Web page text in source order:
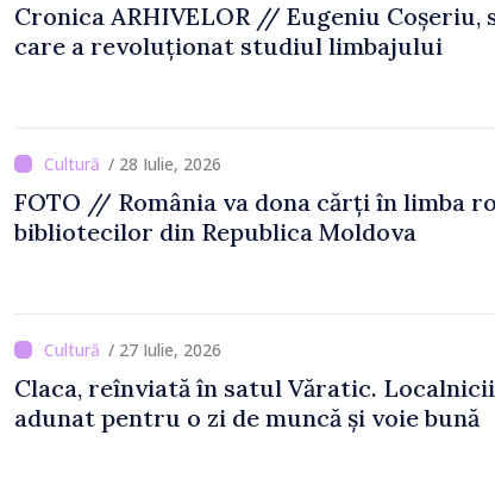
Cronica ARHIVELOR // Eugeniu Coșeriu,
care a revoluționat studiul limbajului
/ 28 Iulie, 2026
FOTO // România va dona cărți în limba
bibliotecilor din Republica Moldova
/ 27 Iulie, 2026
Claca, reînviată în satul Văratic.
adunat pentru o zi de muncă și voie bună